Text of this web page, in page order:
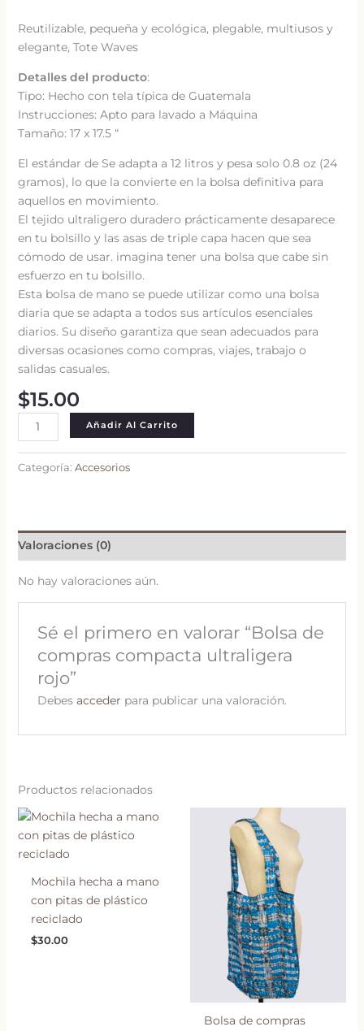
Reutilizable, pequeña y ecológica, plegable, multiusos y
elegante, Tote Waves
Detalles del producto:
Tipo: Hecho con tela típica de Guatemala
Instrucciones: Apto para lavado a Máquina
Tamaño: 17 x 17.5 “
El estándar de Se adapta a 12 litros y pesa solo 0.8 oz (24
gramos), lo que la convierte en la bolsa definitiva para
aquellos en movimiento.
El tejido ultraligero duradero prácticamente desaparece
en tu bolsillo y las asas de triple capa hacen que sea
cómodo de usar. imagina tener una bolsa que cabe sin
esfuerzo en tu bolsillo.
Esta bolsa de mano se puede utilizar como una bolsa
diaria que se adapta a todos sus artículos esenciales
diarios. Su diseño garantiza que sean adecuados para
diversas ocasiones como compras, viajes, trabajo o
salidas casuales.
$15.00
Bolsa
de
compras
compacta
cantidad
Añadir Al Carrito
Categoría: Accesorios
Valoraciones (0)
No hay valoraciones aún.
Sé el primero en valorar “Bolsa de
compras compacta ultraligera
rojo”
Debes acceder para publicar una valoración.
Productos relacionados
Mochila hecha a mano
con pitas de plástico
reciclado
$30.00
Bolsa de compras